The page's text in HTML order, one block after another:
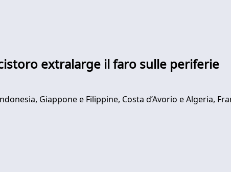
extralarge il faro sulle periferie
Giappone e Filippine, Costa d’Avorio e Algeria,